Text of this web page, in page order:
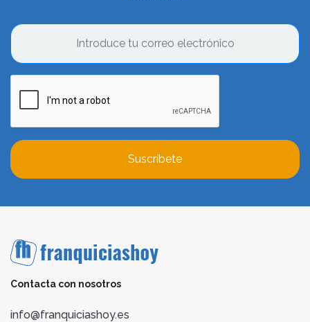
Suscríbete
Contacta con nosotros
info@franquiciashoy.es